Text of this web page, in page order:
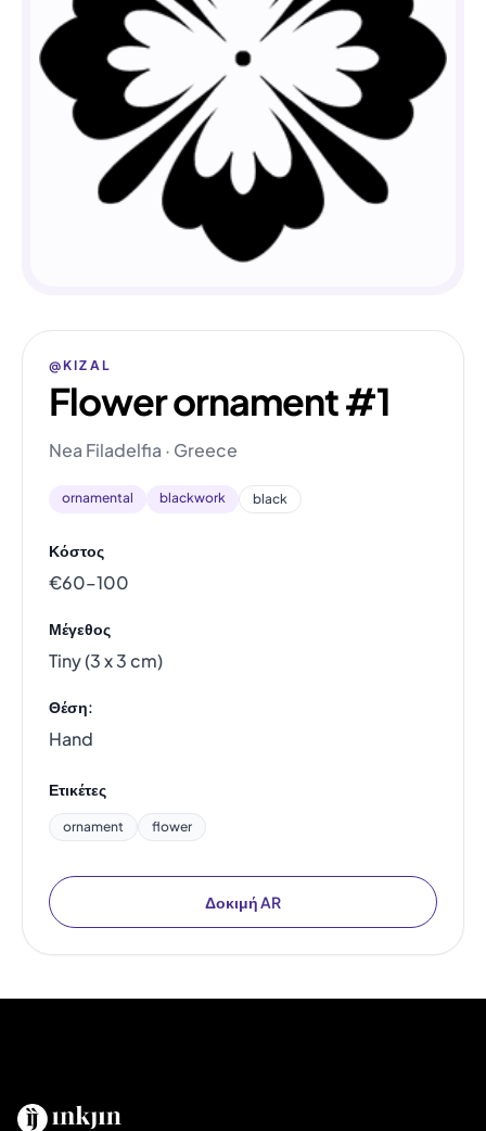
@KIZAL
Flower ornament #1
Nea Filadelfia · Greece
ornamental blackwork black
Κόστος
€60–100
Μέγεθος
Tiny (3 x 3 cm)
Θέση:
Hand
Ετικέτες
ornament flower
Δοκιμή AR